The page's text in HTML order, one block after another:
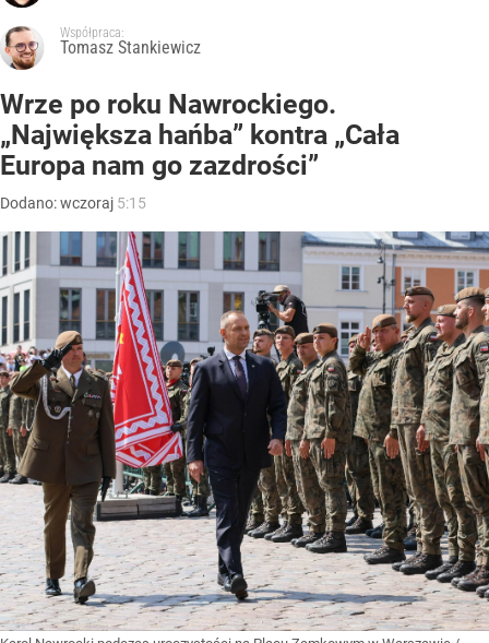
Współpraca:
Tomasz Stankiewicz
Wrze po roku Nawrockiego.
„Największa hańba” kontra „Cała
Europa nam go zazdrości”
Dodano:wczoraj 5:15